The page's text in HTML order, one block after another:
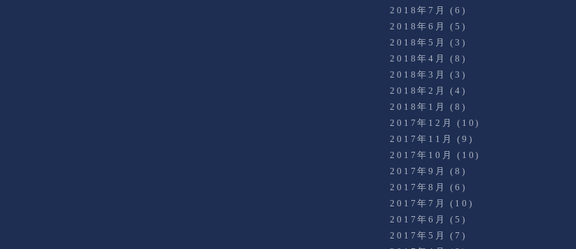
2018年7月
(6)
2018年6月
(5)
2018年5月
(3)
2018年4月
(8)
2018年3月
(3)
2018年2月
(4)
2018年1月
(8)
2017年12月
(10)
2017年11月
(9)
2017年10月
(10)
2017年9月
(8)
2017年8月
(6)
2017年7月
(10)
2017年6月
(5)
2017年5月
(7)